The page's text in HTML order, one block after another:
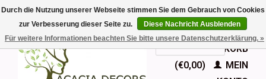
EUR
GBPDeutsch
Nederlands
English
IHR WARENKORB
(€0,00)
MEIN
Durch die Nutzung unserer Webseite stimmen Sie dem Gebrauch von Cookies
zur Verbesserung dieser Seite zu.
Diese Nachricht Ausblenden
Für weitere Informationen beachten Sie bitte unsere Datenschutzerklärung. »